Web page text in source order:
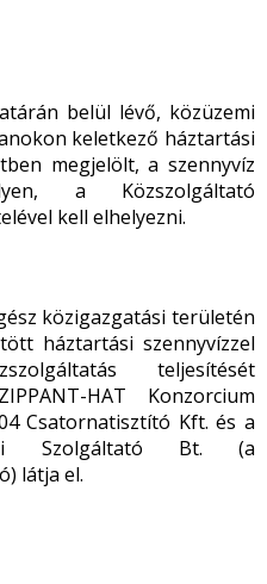
belül lévő, közüzemi
keletkező háztartási
megjelölt, a szennyvíz
a Közszolgáltató
kell elhelyezni.
közigazgatási területén
háztartási szennyvízzel
teljesítését
HAT Konzorcium
Csatornatisztító Kft. és a
Szolgáltató Bt. (a
látja el.